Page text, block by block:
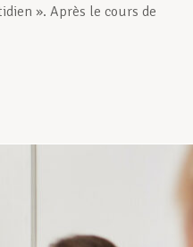
». Après le cours de